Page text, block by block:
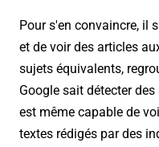
Pour s'en convaincre, il
et de voir des articles
sujets équivalents,
Google sait détecter
est même capable de
textes rédigés par des